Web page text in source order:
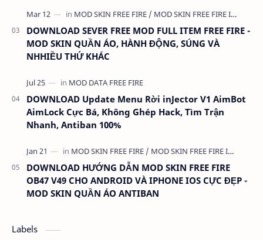
DOWNLOAD SEVER FREE MOD FULL ITEM FREE FIRE -
MOD SKIN QUẦN ÁO, HÀNH ĐỘNG, SÚNG VÀ
NHHIỀU THỨ KHÁC
DOWNLOAD Update Menu Rời inJector V1 AimBot
AimLock Cực Bá, Không Ghép Hack, Tìm Trận
Nhanh, Antiban 100%
DOWNLOAD HƯỚNG DẪN MOD SKIN FREE FIRE
OB47 V49 CHO ANDROID VÀ IPHONE IOS CỰC ĐẸP -
MOD SKIN QUẦN ÁO ANTIBAN
Labels